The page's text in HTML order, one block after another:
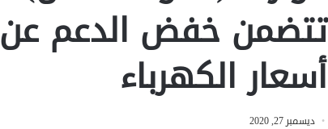
تتضمن خفض الدعم عن
أسعار الكهرباء
ديسمبر 27, 2020